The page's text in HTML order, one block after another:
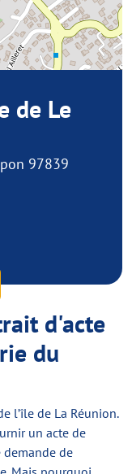
de Le
97839
d'acte
du
l’île de La Réunion.
un acte de
de